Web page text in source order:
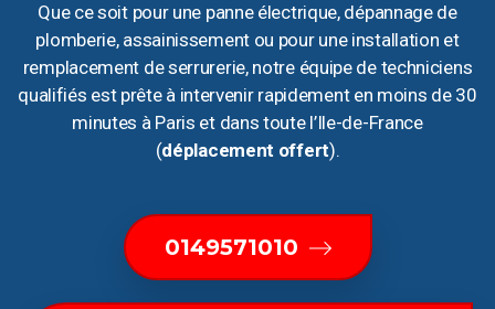
Que ce soit pour une panne électrique, dépannage de
plomberie, assainissement ou pour une installation et
remplacement de serrurerie, notre équipe de techniciens
qualifiés est prête à intervenir rapidement en moins de 30
minutes à Paris et dans toute l’Ile-de-France
(déplacement offert).
0149571010